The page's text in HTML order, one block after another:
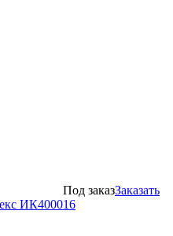
Под заказЗаказать